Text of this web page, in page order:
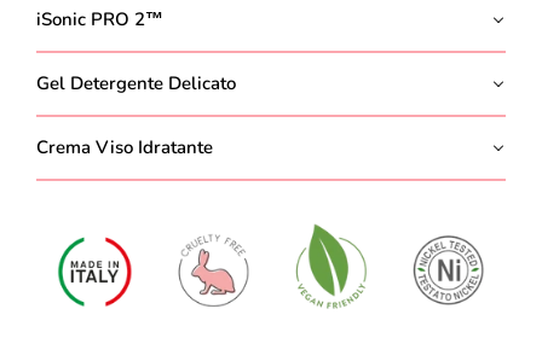
iSonic PRO 2™
Gel Detergente Delicato
Crema Viso Idratante